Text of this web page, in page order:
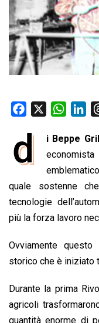
e
o
o
k
W
a
t
s
A
p
p
n
k
e
d
I
n
d i Beppe
quale sostenne
tecnologie
più la forza lavoro
Ovviamente
storico che è iniziato
Durante la prima
agricoli
quantità enorme di